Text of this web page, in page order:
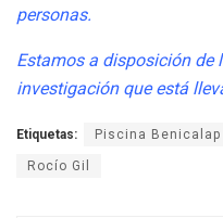
personas.
Estamos a disposición de
investigación que está
Etiquetas: Piscina Benicalap
Rocío Gil